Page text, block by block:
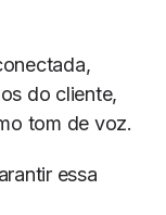
do cliente,
tom de voz.
essa